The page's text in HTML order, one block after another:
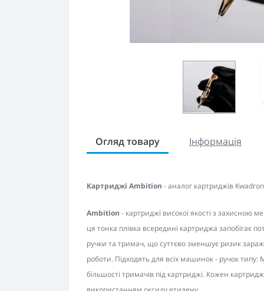
Огляд товару Інформація
Картриджі Ambition - аналог картриджів
Ambition - картриджі високої якості з
ця тонка плівка всередині картриджа запобігає
ручки та тримач, що суттєво зменшує ризик
роботи. Підходять для всіх машинок - ручок типу:
більшості тримачів під картриджі. Кожен